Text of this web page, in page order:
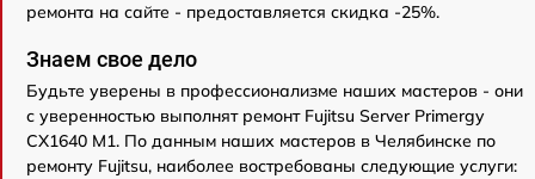
ремонта на сайте - предоставляется скидка -25%.
Знаем свое дело
Будьте уверены в профессионализме наших мастеров - они
с уверенностью выполнят ремонт Fujitsu Server Primergy
CX1640 M1. По данным наших мастеров в Челябинске по
ремонту Fujitsu, наиболее востребованы следующие услуги: